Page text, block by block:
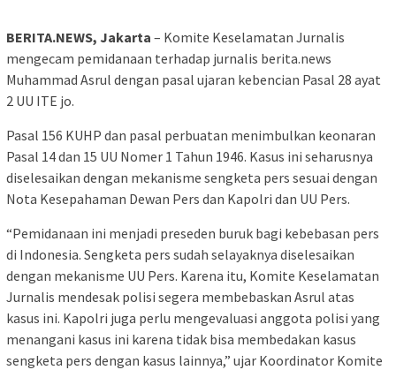
BERITA.NEWS, Jakarta – Komite Keselamatan Jurnalis
mengecam pemidanaan terhadap jurnalis berita.news
Muhammad Asrul dengan pasal ujaran kebencian Pasal 28 ayat
2 UU ITE jo.
Pasal 156 KUHP dan pasal perbuatan menimbulkan keonaran
Pasal 14 dan 15 UU Nomer 1 Tahun 1946. Kasus ini seharusnya
diselesaikan dengan mekanisme sengketa pers sesuai dengan
Nota Kesepahaman Dewan Pers dan Kapolri dan UU Pers.
“Pemidanaan ini menjadi preseden buruk bagi kebebasan pers
di Indonesia. Sengketa pers sudah selayaknya diselesaikan
dengan mekanisme UU Pers. Karena itu, Komite Keselamatan
Jurnalis mendesak polisi segera membebaskan Asrul atas
kasus ini. Kapolri juga perlu mengevaluasi anggota polisi yang
menangani kasus ini karena tidak bisa membedakan kasus
sengketa pers dengan kasus lainnya,” ujar Koordinator Komite